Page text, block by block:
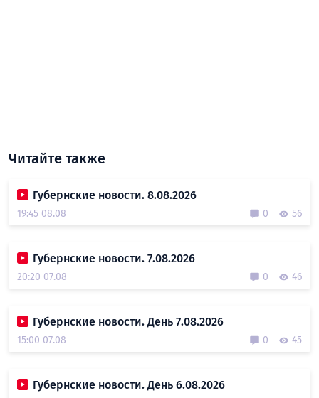
Читайте также
Губернские новости. 8.08.2026
19:45 08.08 0 56
Губернские новости. 7.08.2026
20:20 07.08 0 46
Губернские новости. День 7.08.2026
15:00 07.08 0 45
Губернские новости. День 6.08.2026